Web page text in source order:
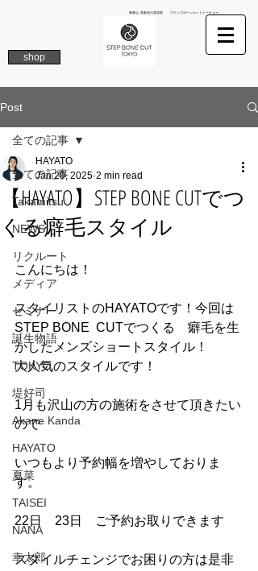
南青山 表参道の美容院 ステップボーンカットトーキョー
shop
Post
全ての記事
Takamitsu
NEWS
リクルート
メディア
セミナー
誕生物語
TOKYO
堤好司
Akane Kanda
HAYATO
夏菜
TAISEI
NANA
幸太郎
全ての記事
【HAYATO】STEP BONE CUTでつ
くる癖毛スタイル
HAYATO
Jan 20, 2025 2 min read
こんにちは！
スタイリストのHAYATOです！今回は
STEP BONE  CUTでつくる　癖毛を生
かしたメンズショートスタイル！
大人気のスタイルです！
1月も沢山の方の施術をさせて頂きたい
ので
いつもより予約幅を増やしておりま
す。
22日　23日　ご予約お取りできます
スタイルチェンジでお困りの方は是非